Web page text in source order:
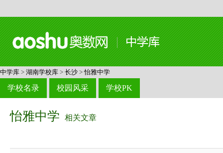
中学库 > 湖南学校库 > 长沙 >怡雅中学
学校名录 校园风采 学校PK
怡雅中学 相关文章